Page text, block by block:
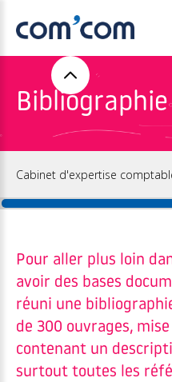
Bibliographie
Cabinet d'expertise
Pour aller plus loin
avoir des bases
réuni une
de 300 ouvrages,
contenant un
surtout toutes les